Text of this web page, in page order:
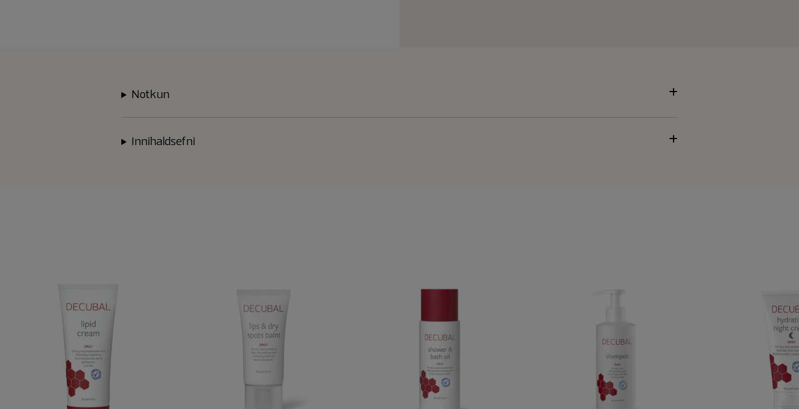
Notkun
Innihaldsefni